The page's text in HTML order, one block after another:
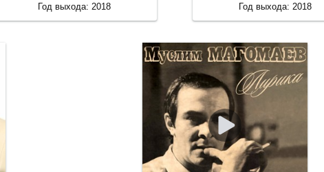
Год выхода: 2018 Год выхода: 2018